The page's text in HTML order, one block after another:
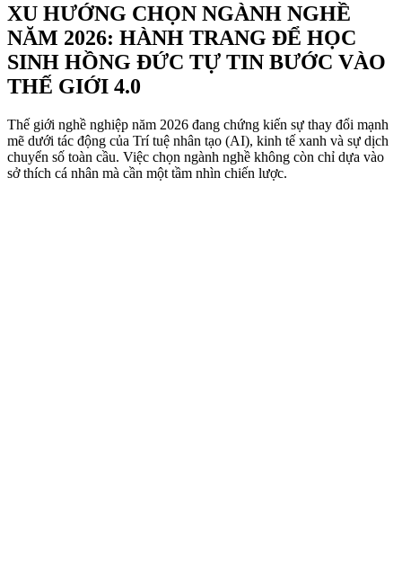
XU HƯỚNG CHỌN NGÀNH NGHỀ
NĂM 2026: HÀNH TRANG ĐỂ HỌC
SINH HỒNG ĐỨC TỰ TIN BƯỚC VÀO
THẾ GIỚI 4.0
Thế giới nghề nghiệp năm 2026 đang chứng kiến sự thay đổi mạnh
mẽ dưới tác động của Trí tuệ nhân tạo (AI), kinh tế xanh và sự dịch
chuyển số toàn cầu. Việc chọn ngành nghề không còn chỉ dựa vào
sở thích cá nhân mà cần một tầm nhìn chiến lược.